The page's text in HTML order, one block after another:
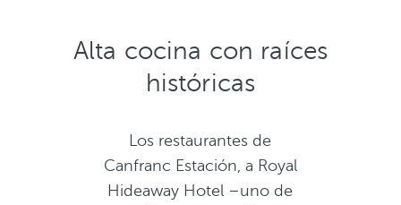
Alta cocina con raíces
históricas
Los restaurantes de
Canfranc Estación, a Royal
Hideaway Hotel –uno de